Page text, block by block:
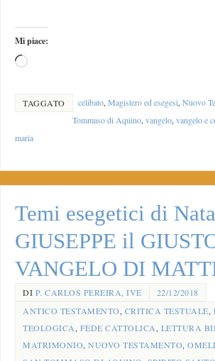
Mi piace:
TAGGATO celibato,Magistero ed esegesi,Nuovo
Tommaso di Aquino,vangelo,vangelo e
maria
Temi esegetici di
GIUSEPPE il
VANGELO DI
DI P. CARLOS PEREIRA, IVE
22/12/2018
ANTICO TESTAMENTO, CRITICA TESTUALE,
TEOLOGICA, FEDE CATTOLICA, LETTURA
MATRIMONIO,NUOVO TESTAMENTO,